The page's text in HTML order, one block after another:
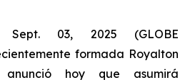
Sept. 03, 2025 (GLOBE
formada Royalton
hoy que asumirá